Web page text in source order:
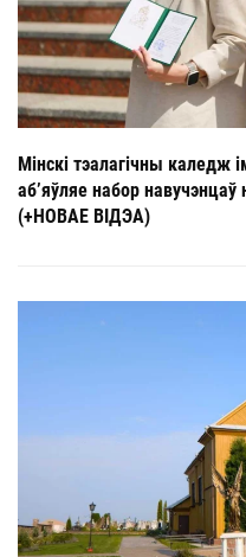
Мінскі тэалагічны каледж
аб’яўляе набор
(+НОВАЕ ВІДЭА)